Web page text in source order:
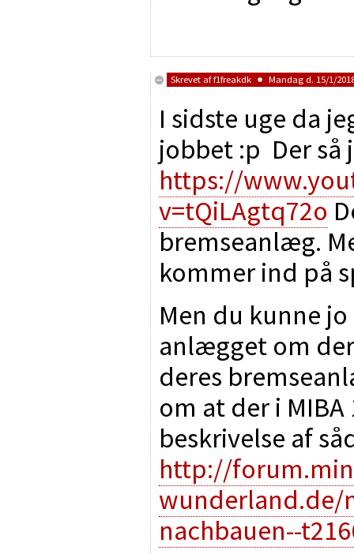
Skrevet aff1freakdk Mandag d. 15/1/
I sidste uge da
jobbet :p Der så
https://
v=tQiLAgtq72o
bremseanlæg.
kommer ind på
Men du kunne
anlægget om
deres
om at der i
beskrivelse af
http://
wunderland.de/
nachbauen--